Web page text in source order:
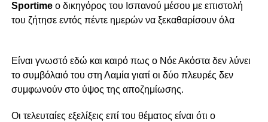
Sportime ο δικηγόρος του Ισπανού μέσου με επιστολή
του ζήτησε εντός πέντε ημερών να ξεκαθαρίσουν όλα
Είναι γνωστό εδώ και καιρό πως ο Νόε Ακόστα δεν λύνει
το συμβόλαιό του στη Λαμία γιατί οι δύο πλευρές δεν
συμφωνούν στο ύψος της αποζημίωσης.
Οι τελευταίες εξελίξεις επί του θέματος είναι ότι ο